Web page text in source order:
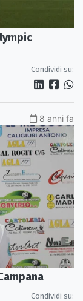
Condividi su:
8 anni fa
Condividi su: